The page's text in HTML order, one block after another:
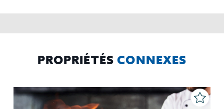
rectificar y suprimir los datos, solicitar la portabilidad de los
PROPRIÉTÉS CONNEXES